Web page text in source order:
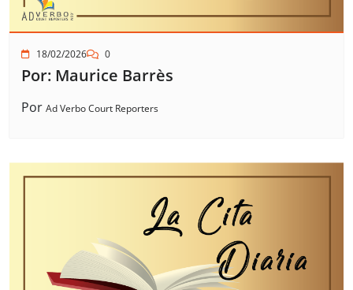
18/02/2026 0
Por: Maurice Barrès
Por Ad Verbo Court Reporters